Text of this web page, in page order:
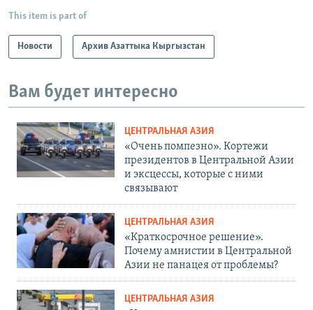
This item is part of
Новости Архив Азаттыка Кыргызстан
Вам будет интересно
ЦЕНТРАЛЬНАЯ АЗИЯ
«Очень помпезно». Кортежи
президентов в Центральной Азии
и эксцессы, которые с ними
связывают
ЦЕНТРАЛЬНАЯ АЗИЯ
«Краткосрочное решение».
Почему амнистии в Центральной
Азии не панацея от проблемы?
ЦЕНТРАЛЬНАЯ АЗИЯ